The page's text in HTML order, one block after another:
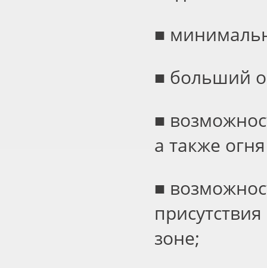
■
■ больший
■
а также
■
зоне;